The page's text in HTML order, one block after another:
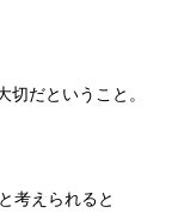
だということ。
考えられると